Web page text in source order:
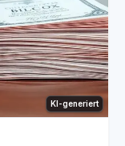
KI-generiert